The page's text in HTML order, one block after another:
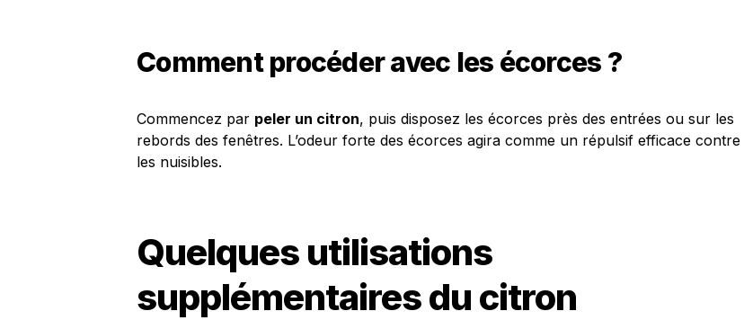
Comment procéder avec les écorces ?
Commencez par peler un citron, puis disposez les écorces près des entrées ou sur les
rebords des fenêtres. L’odeur forte des écorces agira comme un répulsif efficace contre
les nuisibles.
Quelques utilisations
supplémentaires du citron